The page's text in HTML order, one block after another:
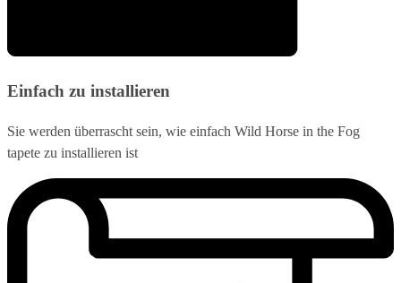
Einfach zu installieren
Sie werden überrascht sein, wie einfach Wild Horse in the Fog
tapete zu installieren ist